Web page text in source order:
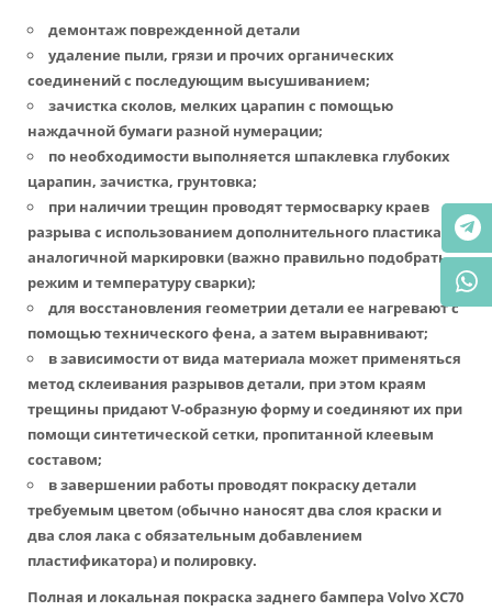
демонтаж поврежденной детали
удаление пыли, грязи и прочих органических
соединений с последующим высушиванием;
зачистка сколов, мелких царапин с помощью
наждачной бумаги разной нумерации;
по необходимости выполняется шпаклевка глубоких
царапин, зачистка, грунтовка;
при наличии трещин проводят термосварку краев
разрыва с использованием дополнительного пластика
аналогичной маркировки (важно правильно подобрать
режим и температуру сварки);
для восстановления геометрии детали ее нагревают с
помощью технического фена, а затем выравнивают;
в зависимости от вида материала может применяться
метод склеивания разрывов детали, при этом краям
трещины придают V-образную форму и соединяют их при
помощи синтетической сетки, пропитанной клеевым
составом;
в завершении работы проводят покраску детали
требуемым цветом (обычно наносят два слоя краски и
два слоя лака с обязательным добавлением
пластификатора) и полировку.
Полная и локальная покраска заднего бампера Volvo XC70